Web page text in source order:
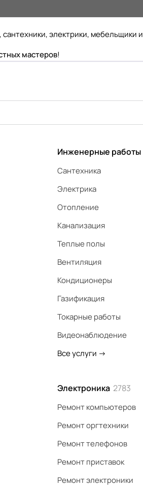
электрики, мебельщики и
мастеров!
Инженерные работы
Сантехника
Электрика
Отопление
Канализация
Теплые полы
Вентиляция
Кондиционеры
Газификация
Токарные работы
Видеонаблюдение
Все услуги ->
Электроника 2783
Ремонт компьютеров
Ремонт оргтехники
Ремонт телефонов
Ремонт приставок
Ремонт электроники